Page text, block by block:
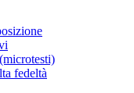
fedeltà